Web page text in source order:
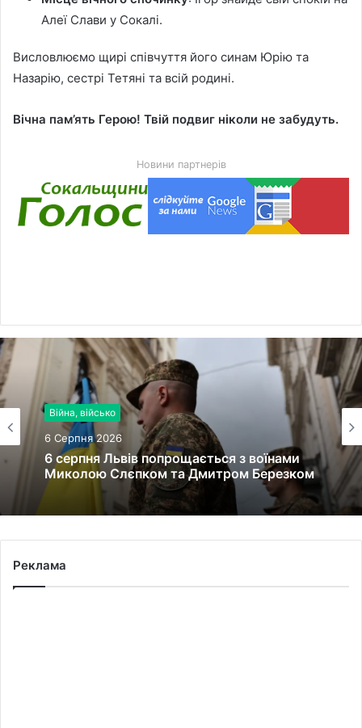
Алеї Слави у Сокалі.
Висловлюємо щирі співчуття його синам Юрію та
Назарію, сестрі Тетяні та всій родині.
Вічна пам’ять Герою! Твій подвиг ніколи не забудуть.
Новини партнерів
Війна, військо
6 Серпня 2026
6 серпня Львів попрощається з воїнами
Миколою Слєпком та Дмитром Березком
Реклама